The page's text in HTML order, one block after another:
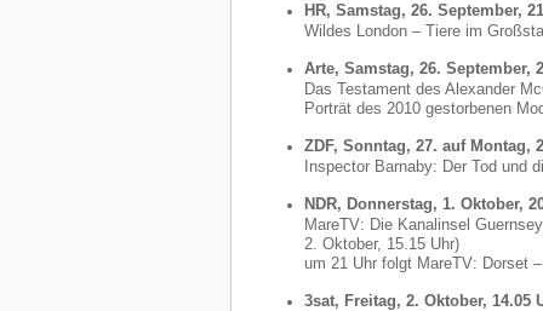
HR, Samstag, 26. September,
Wildes London – Tiere im
Arte, Samstag, 26. September,
Das Testament des Alexander
Porträt des 2010 gestorbenen
ZDF, Sonntag, 27. auf Montag,
Inspector Barnaby: Der Tod und
NDR, Donnerstag, 1. Oktober,
MareTV: Die Kanalinsel
2. Oktober, 15.15 Uhr)
um 21 Uhr folgt MareTV: Dorset
3sat, Freitag, 2. Oktober, 14.05